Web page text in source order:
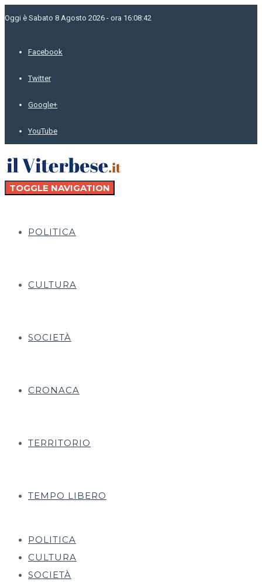
Oggi è Sabato 8 Agosto 2026 - ora 16:08:42
Facebook
Twitter
Google+
YouTube
TOGGLE NAVIGATION
POLITICA
CULTURA
SOCIETÀ
CRONACA
TERRITORIO
TEMPO LIBERO
POLITICA
CULTURA
SOCIETÀ